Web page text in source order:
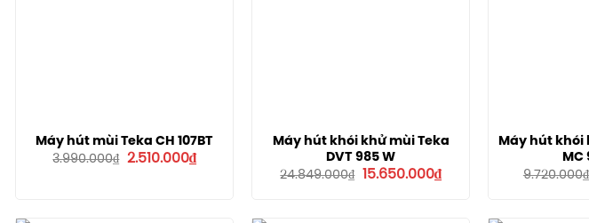
Máy hút mùi Teka CH 107BT
3.990.000₫ Giá
2.510.000₫Giá
hiện
Máy hút khói khử mùi Teka
DVT 985 W
24.849.000₫ Giá
15.650.000₫Giá
hiện
Máy hút khói
MC
9.720.000₫